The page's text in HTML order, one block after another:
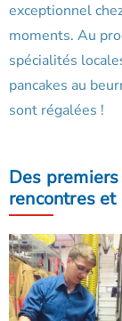
exceptionnel
moments. Au
spécialités
pancakes au
sont régalées !
Des
rencontres et